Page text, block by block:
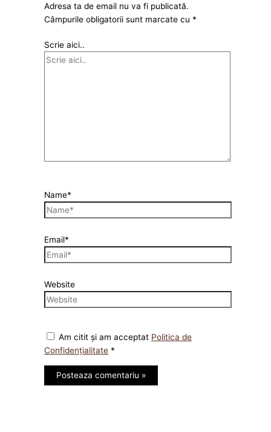
Adresa ta de email nu va fi publicată.
Câmpurile obligatorii sunt marcate cu *
Scrie aici..
Name*
Email*
Website
Am citit și am acceptat Politica de
Confidențialitate *